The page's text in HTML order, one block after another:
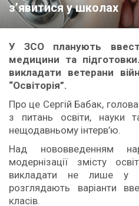
з’явитися у школах
У ЗСО планують
медицини та
викладати ветерани
“Освіторія”.
Про це Сергій Бабак,
з питань освіти, науки
нещодавньому інтерв’ю.
Над нововведенням
модернізації змісту
викладати не лише у
розглядають варіанти
класів.